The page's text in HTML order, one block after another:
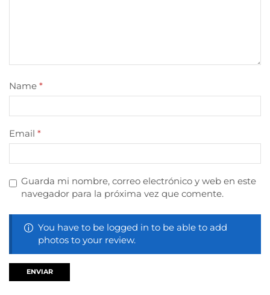
Name *
Email *
Guarda mi nombre, correo electrónico y web en este
navegador para la próxima vez que comente.
You have to be logged in to be able to add
photos to your review.